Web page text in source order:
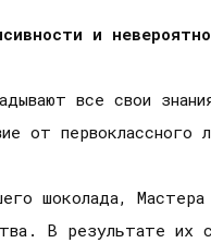
и
все свои
от первоклассного
шоколада,
В результате